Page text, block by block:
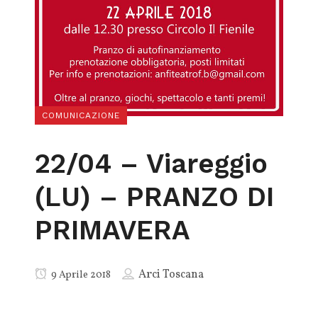
COMUNICAZIONE
22/04 – Viareggio
(LU) – PRANZO DI
PRIMAVERA
9 Aprile 2018 Arci Toscana